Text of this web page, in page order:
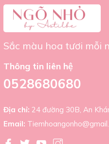
Sắc màu hoa tươi mỗi
Thông tin liên hệ
0528680680
Địa chỉ: 24 đường 30B, An
Email: